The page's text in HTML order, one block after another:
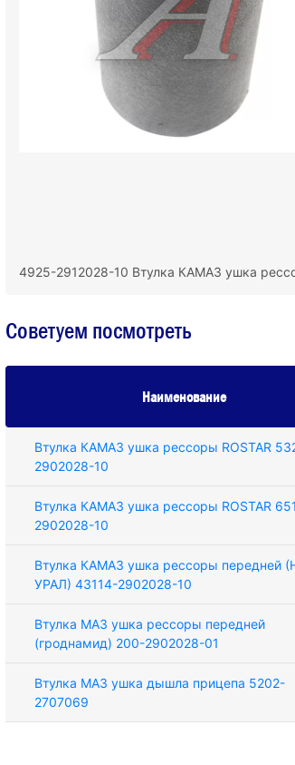
4925-2912028-10 Втулка КАМАЗ ушка
Советуем посмотреть
Наименование
Втулка КАМАЗ ушка рессоры ROSTAR
2902028-10
Втулка КАМАЗ ушка рессоры ROSTAR
2902028-10
Втулка КАМАЗ ушка рессоры передней
УРАЛ) 43114-2902028-10
Втулка МАЗ ушка рессоры передней
(гроднамид) 200-2902028-01
Втулка МАЗ ушка дышла прицепа 5202-
2707069